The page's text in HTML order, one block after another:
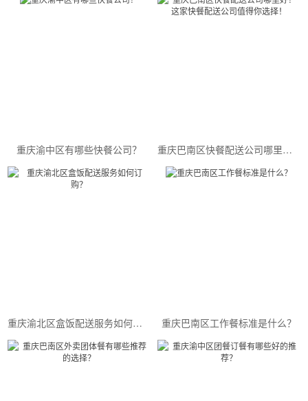
重庆渝中区有哪些快餐公司？ 重庆巴南区快餐配送公司哪里好？这家快餐配送公司值得你选择！
重庆渝北区盒饭配送服务如何订购？ 重庆巴南区工作餐标准是什么？